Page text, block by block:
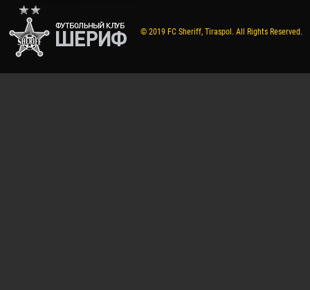
© 2019 FC Sheriff, Tiraspol. All Rights Reserved.